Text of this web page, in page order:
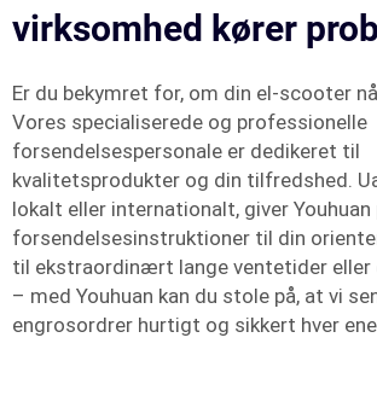
virksomhed kører
Er du bekymret for, om din el-scooter
Vores specialiserede og professionelle
forsendelsespersonale er dedikeret til
kvalitetsprodukter og din tilfredshed.
lokalt eller internationalt, giver Youhuan
forsendelsesinstruktioner til din
til ekstraordinært lange ventetider
– med Youhuan kan du stole på, at vi
engrosordrer hurtigt og sikkert hver